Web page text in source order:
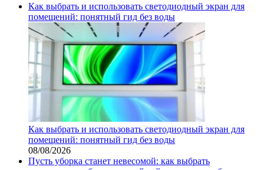
Как выбрать и использовать светодиодный экран для
помещений: понятный гид без воды
Как выбрать и использовать светодиодный экран для
помещений: понятный гид без воды
08/08/2026
Пусть уборка станет невесомой: как выбрать